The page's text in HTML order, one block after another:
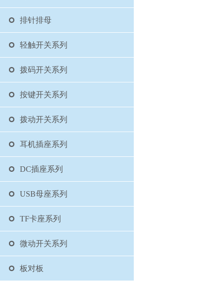
排针排母
轻触开关系列
拨码开关系列
按键开关系列
拨动开关系列
耳机插座系列
DC插座系列
USB母座系列
TF卡座系列
微动开关系列
板对板